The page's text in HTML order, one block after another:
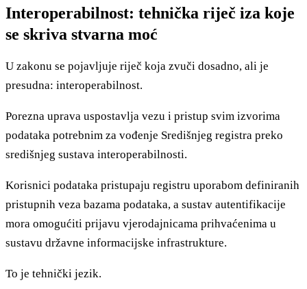
Interoperabilnost: tehnička riječ iza koje
se skriva stvarna moć
U zakonu se pojavljuje riječ koja zvuči dosadno, ali je
presudna: interoperabilnost.
Porezna uprava uspostavlja vezu i pristup svim izvorima
podataka potrebnim za vođenje Središnjeg registra preko
središnjeg sustava interoperabilnosti.
Korisnici podataka pristupaju registru uporabom definiranih
pristupnih veza bazama podataka, a sustav autentifikacije
mora omogućiti prijavu vjerodajnicama prihvaćenima u
sustavu državne informacijske infrastrukture.
To je tehnički jezik.